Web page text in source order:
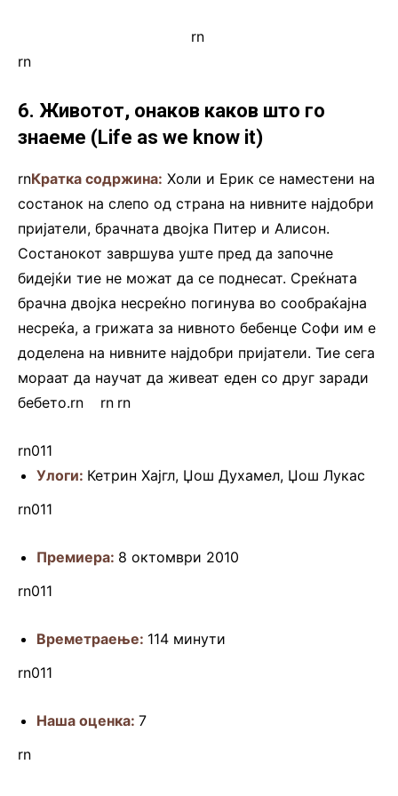
rn.
rn
6. Животот, онаков каков што го
знаеме (Life as we know it)
rnКратка содржина: Холи и Ерик се наместени на
состанок на слепо од страна на нивните најдобри
пријатели, брачната двојка Питер и Алисон.
Состанокот завршува уште пред да започне
бидејќи тие не можат да се поднесат. Среќната
брачна двојка несреќно погинува во сообраќајна
несреќа, а грижата за нивното бебенце Софи им е
доделена на нивните најдобри пријатели. Тие сега
мораат да научат да живеат еден со друг заради
бебето.rn
rn rn
rn011
Улоги: Кетрин Хајгл, Џош Духамел, Џош Лукас
rn011
Премиера: 8 октомври 2010
rn011
Времетраење: 114 минути
rn011
Наша оценка: 7
rn